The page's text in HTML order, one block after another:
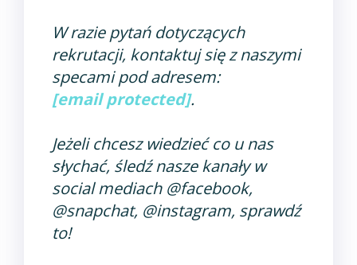
W razie pytań dotyczących
rekrutacji, kontaktuj się z naszymi
specami pod adresem:
[email protected].
Jeżeli chcesz wiedzieć co u nas
słychać, śledź nasze kanały w
social mediach @facebook,
@snapchat, @instagram, sprawdź
to!